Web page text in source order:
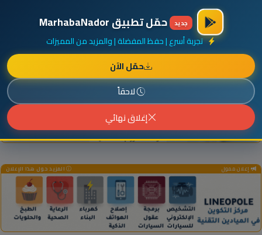
أضف نشاطك مجاناً
جديد حمّل تطبيق MarhabaNador
تجربة أسرع | حفظ المفضلة | والمزيد من المميزات
حمّل الآن
لاحقاً
إغلاق نهائي
إعلان ممول المزيد حول هذا الإعلان
إعلان ممول المزيد حول هذا الإعلان